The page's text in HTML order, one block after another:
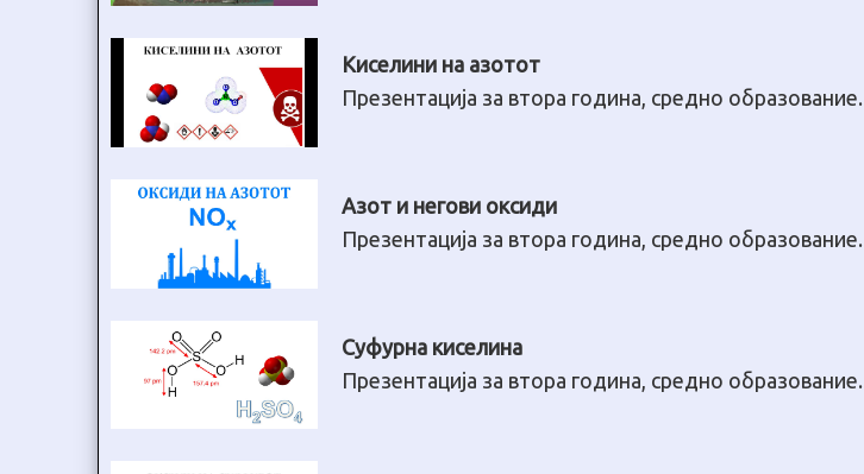
Киселини на азотот
Презентација за втора година, средно образование.
Азот и негови оксиди
Презентација за втора година, средно образование.
Суфурна киселина
Презентација за втора година, средно образование.